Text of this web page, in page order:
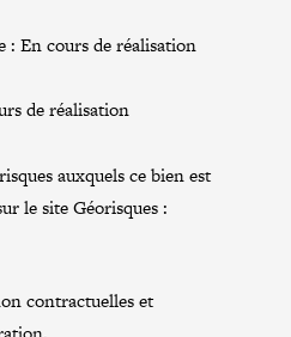
: En cours de réalisation
de réalisation
auxquels ce bien est
le site Géorisques :
contractuelles et